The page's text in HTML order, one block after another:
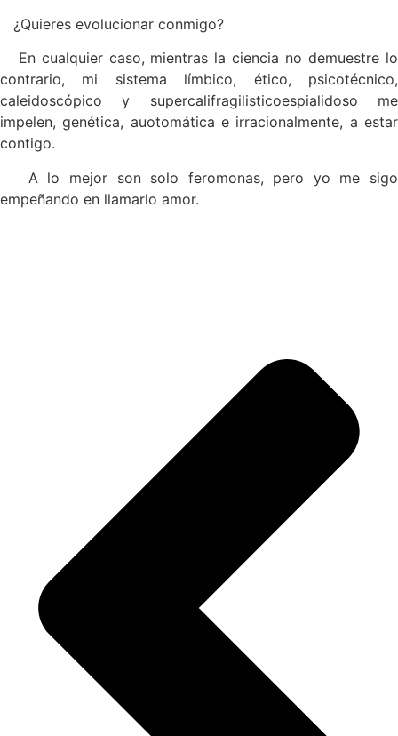
¿Quieres evolucionar conmigo?
En cualquier caso, mientras la ciencia no demuestre lo
contrario, mi sistema límbico, ético, psicotécnico,
caleidoscópico y supercalifragilisticoespialidoso me
impelen, genética, auotomática e irracionalmente, a estar
contigo.
A lo mejor son solo feromonas, pero yo me sigo
empeñando en llamarlo amor.